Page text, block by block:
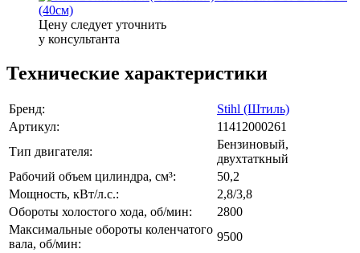
Цену следует уточнить
у консультанта
Технические характеристики
Бренд:
Stihl (Штиль)
Артикул:
11412000261
Тип двигателя:
Бензиновый,
двухтаткный
Рабочий объем цилиндра, см³:
50,2
Мощность, кВт/л.с.:
2,8/3,8
Обороты холостого хода, об/мин:
2800
Максимальные обороты коленчатого
вала, об/мин:
9500